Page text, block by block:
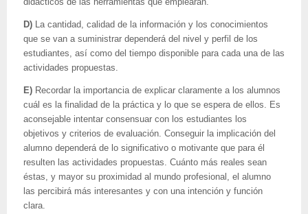
D) La cantidad, calidad de la información y los conocimientos
que se van a suministrar dependerá del nivel y perfil de los
estudiantes, así como del tiempo disponible para cada una de las
actividades propuestas.
E) Recordar la importancia de explicar claramente a los alumnos
cuál es la finalidad de la práctica y lo que se espera de ellos. Es
aconsejable intentar consensuar con los estudiantes los
objetivos y criterios de evaluación. Conseguir la implicación del
alumno dependerá de lo significativo o motivante que para él
resulten las actividades propuestas. Cuánto más reales sean
éstas, y mayor su proximidad al mundo profesional, el alumno
las percibirá más interesantes y con una intención y función
clara.